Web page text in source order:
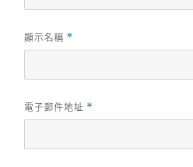
顯示名稱 *
電子郵件地址 *